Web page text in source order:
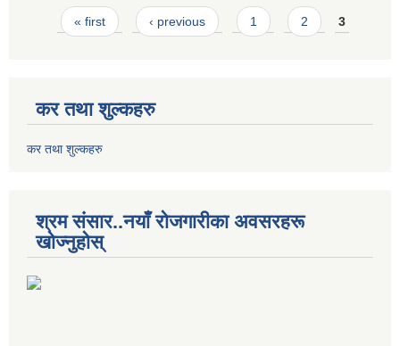
Pages
« first ‹ previous 1 2 3
कर तथा शुल्कहरु
कर तथा शुल्कहरु
श्रम संसार..नयाँ रोजगारीका अवसरहरू
खोज्नुहोस्